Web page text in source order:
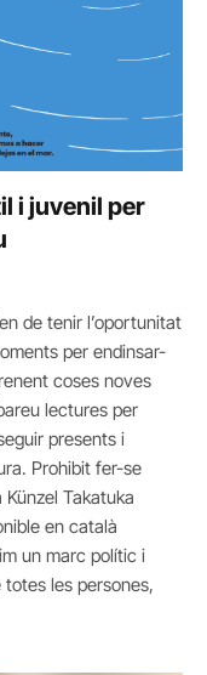
i juvenil per
de tenir l’oportunitat
per endinsar-
coses noves
lectures per
presents i
Prohibit fer-se
Künzel Takatuka
en català
un marc polític i
les persones,